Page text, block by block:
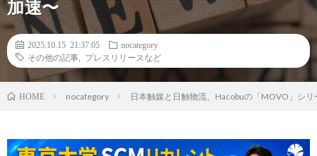
加速〜
2025.10.15 21:37:05
nocategory
その他の記事
プレスリリースなど
HOME nocategory 日本触媒と日触物流、Hacobuの「MOVO」シ